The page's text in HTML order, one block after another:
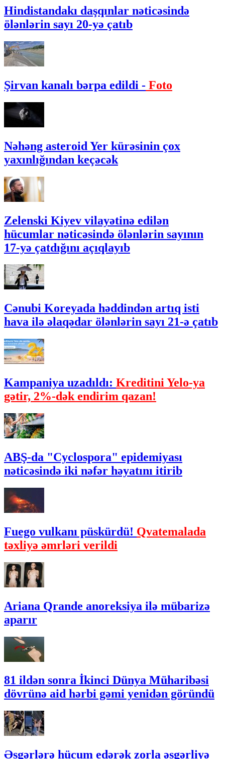
Hindistandakı daşqınlar nəticəsində
ölənlərin sayı 20-yə çatıb
Şirvan kanalı bərpa edildi - Foto
Nəhəng asteroid Yer kürəsinin çox
yaxınlığından keçəcək
Zelenski Kiyev vilayətinə edilən
hücumlar nəticəsində ölənlərin sayının
17-yə çatdığını açıqlayıb
Cənubi Koreyada həddindən artıq isti
hava ilə əlaqədar ölənlərin sayı 21-ə çatıb
Kampaniya uzadıldı: Kreditini Yelo-ya
gətir, 2%-dək endirim qazan!
ABŞ-da "Cyclospora" epidemiyası
nəticəsində iki nəfər həyatını itirib
Fuego vulkanı püskürdü! Qvatemalada
təxliyə əmrləri verildi
Ariana Qrande anoreksiya ilə mübarizə
aparır
81 ildən sonra İkinci Dünya Müharibəsi
dövrünə aid hərbi gəmi yenidən göründü
Əsgərlərə hücum edərək zorla əsgərliyə